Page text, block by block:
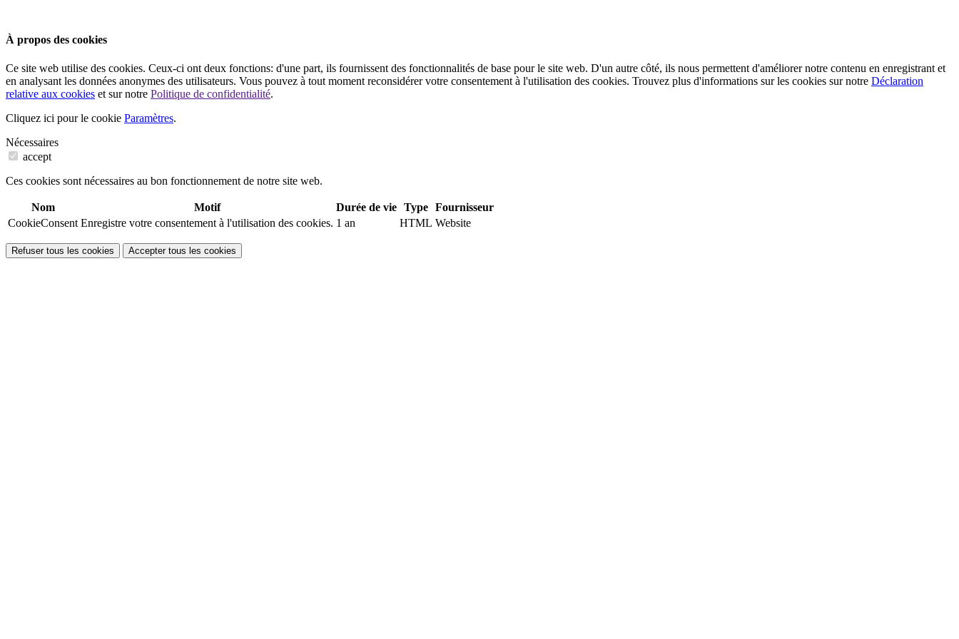
À propos des cookies
Ce site web utilise des cookies. Ceux-ci ont deux fonctions: d'une part, ils fournissent des fonctionnalités de base pour le site web. D'un autre côté, ils nous permettent d'améliorer notre contenu en enregistrant et
en analysant les données anonymes des utilisateurs. Vous pouvez à tout moment reconsidérer votre consentement à l'utilisation des cookies. Trouvez plus d'informations sur les cookies sur notre Déclaration
relative aux cookies et sur notre Politique de confidentialité.
Cliquez ici pour le cookie Paramètres.
Nécessaires
accept
Ces cookies sont nécessaires au bon fonctionnement de notre site web.
Nom Motif Durée de vie Type Fournisseur
CookieConsent Enregistre votre consentement à l'utilisation des cookies. 1 an HTML Website
Refuser tous les cookies Accepter tous les cookies